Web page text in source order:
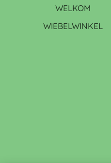
WELKOM
WIEBELWINKEL